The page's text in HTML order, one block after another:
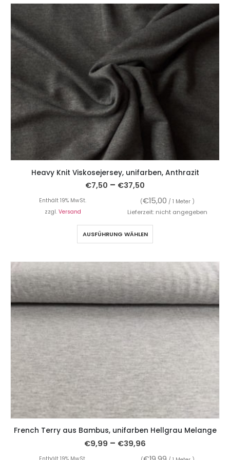
Heavy Knit Viskosejersey, unifarben, Anthrazit
€7,50 – €37,50
Enthält 19% MwSt. (€15,00 / 1 Meter )
zzgl. Versand Lieferzeit: nicht angegeben
AUSFÜHRUNG WÄHLEN
French Terry aus Bambus, unifarben Hellgrau Melange
€9,99 – €39,96